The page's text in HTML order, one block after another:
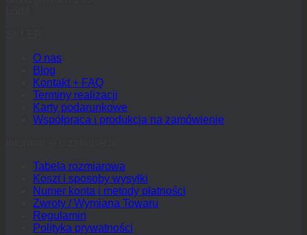
O nas
Blog
Kontakt + FAQ
Terminy realizacji
Karty podarunkowe
Współpraca i produkcja na zamówienie
Tabela rozmiarowa
Koszt i sposoby wysyłki
Numer konta i metody płatności
Zwroty / Wymiana Towaru
Regulamin
Polityka prywatności